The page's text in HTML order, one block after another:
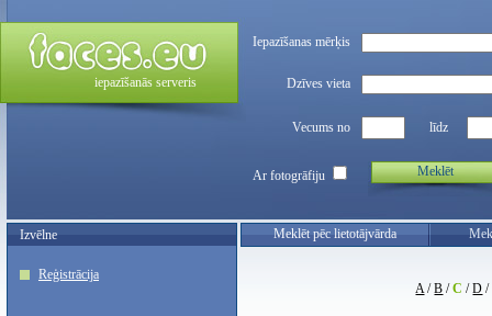
iepazīšanās serveris
Iepazīšanas mērķis
Dzīves vieta
Vecums no līdz
Ar fotogrāfiju Meklēt
Izvēlne
Reģistrācija
Meklēt pēc lietotājvārda
A/B /C /D /